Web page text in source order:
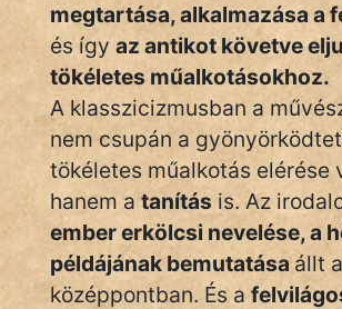
És
KÖZMONDÁS
PSZICHO
ZENE
ÉLETMÓD
MAGYARSÁG
megtartása, alkalmazása a
és így az antikot követve
tökéletes műalkotásokhoz.
A klasszicizmusban a
nem csupán a
tökéletes műalkotás elérése
hanem a tanítás is. Az
ember erkölcsi nevelése, a
példájának bemutatása állt a
középpontban. És a